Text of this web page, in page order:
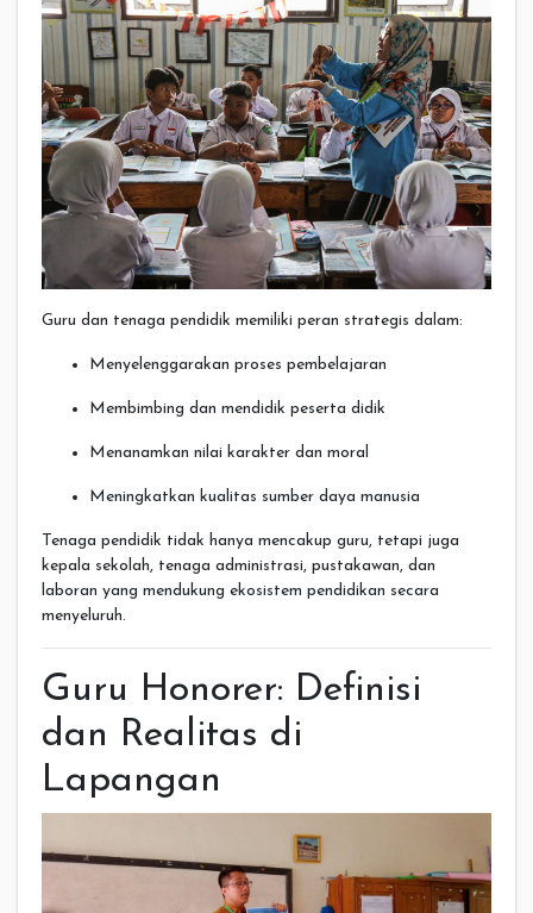
Guru dan tenaga pendidik memiliki peran strategis dalam:
Menyelenggarakan proses pembelajaran
Membimbing dan mendidik peserta didik
Menanamkan nilai karakter dan moral
Meningkatkan kualitas sumber daya manusia
Tenaga pendidik tidak hanya mencakup guru, tetapi juga
kepala sekolah, tenaga administrasi, pustakawan, dan
laboran yang mendukung ekosistem pendidikan secara
menyeluruh.
Guru Honorer: Definisi
dan Realitas di
Lapangan